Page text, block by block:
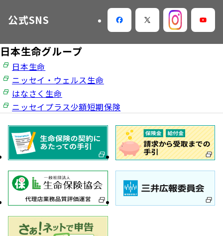
公式SNS
日本生命グループ
日本生命
ニッセイ・ウェルス生命
はなさく生命
ニッセイプラス少額短期保険